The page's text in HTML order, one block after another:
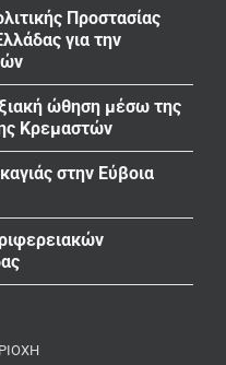
Προστασίας
για την
ώθηση μέσω της
Κρεμαστών
στην Εύβοια